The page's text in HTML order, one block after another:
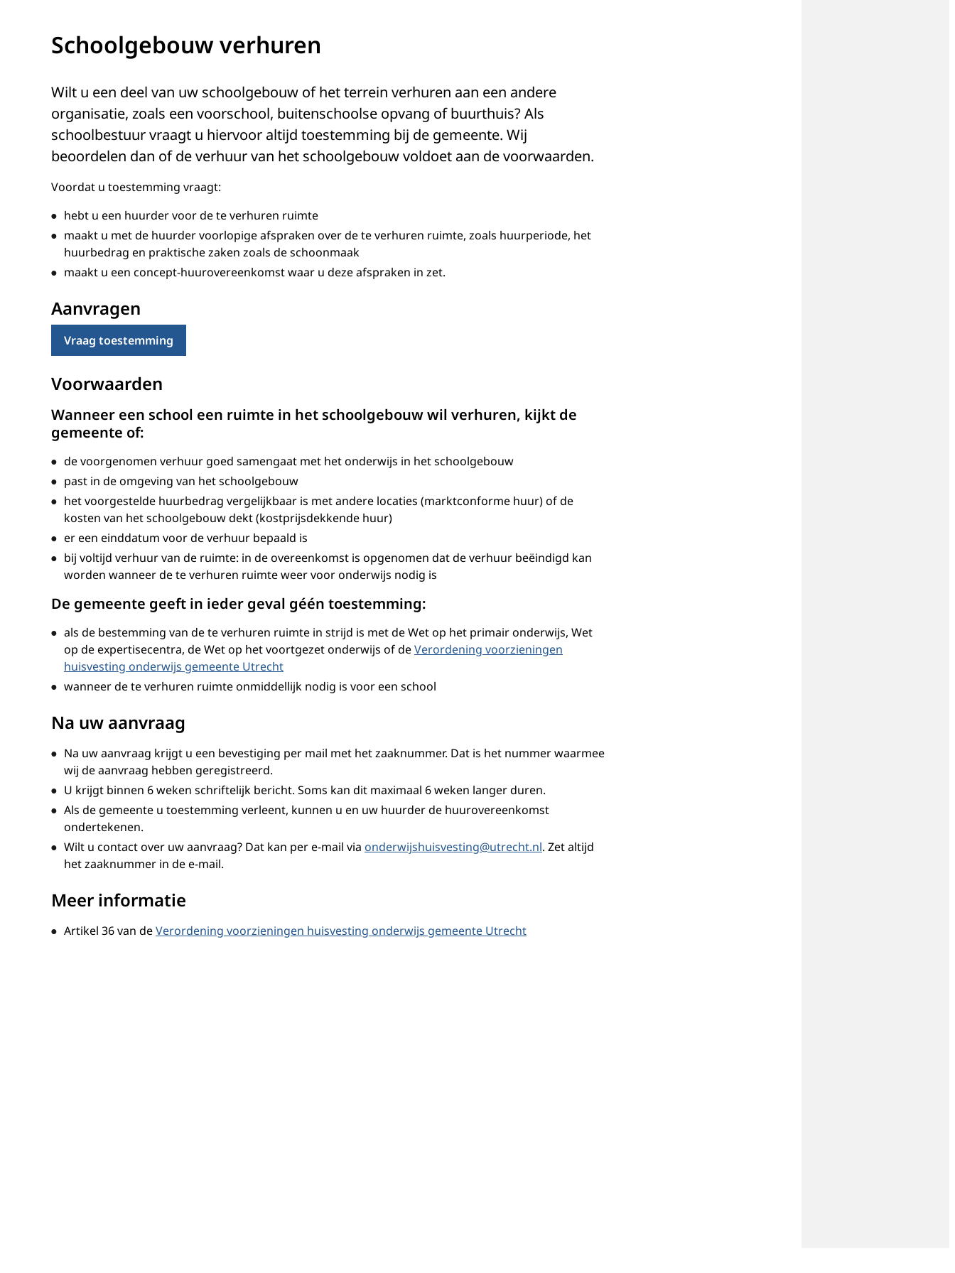
Schoolgebouw verhuren
Wilt u een deel van uw schoolgebouw of het terrein verhuren aan een andere
organisatie, zoals een voorschool, buitenschoolse opvang of buurthuis? Als
schoolbestuur vraagt u hiervoor altijd toestemming bij de gemeente. Wij
beoordelen dan of de verhuur van het schoolgebouw voldoet aan de voorwaarden.
Voordat u toestemming vraagt:
hebt u een huurder voor de te verhuren ruimte
maakt u met de huurder voorlopige afspraken over de te verhuren ruimte, zoals huurperiode, het
huurbedrag en praktische zaken zoals de schoonmaak
maakt u een concept-huurovereenkomst waar u deze afspraken in zet.
Aanvragen
Vraag toestemming
Voorwaarden
Wanneer een school een ruimte in het schoolgebouw wil verhuren, kijkt de
gemeente of:
de voorgenomen verhuur goed samengaat met het onderwijs in het schoolgebouw
past in de omgeving van het schoolgebouw
het voorgestelde huurbedrag vergelijkbaar is met andere locaties (marktconforme huur) of de
kosten van het schoolgebouw dekt (kostprijsdekkende huur)
er een einddatum voor de verhuur bepaald is
bij voltijd verhuur van de ruimte: in de overeenkomst is opgenomen dat de verhuur beëindigd kan
worden wanneer de te verhuren ruimte weer voor onderwijs nodig is
De gemeente geeft in ieder geval géén toestemming:
als de bestemming van de te verhuren ruimte in strijd is met de Wet op het primair onderwijs, Wet
op de expertisecentra, de Wet op het voortgezet onderwijs of deVerordening voorzieningen
huisvesting onderwijs gemeente Utrecht
wanneer de te verhuren ruimte onmiddellijk nodig is voor een school
Na uw aanvraag
Na uw aanvraag krijgt u een bevestiging per mail met het zaaknummer. Dat is het nummer waarmee
wij de aanvraag hebben geregistreerd.
U krijgt binnen 6 weken schriftelijk bericht. Soms kan dit maximaal 6 weken langer duren.
Als de gemeente u toestemming verleent, kunnen u en uw huurder de huurovereenkomst
ondertekenen.
Wilt u contact over uw aanvraag? Dat kan per e-mail via onderwijshuisvesting@utrecht.nl. Zet altijd
het zaaknummer in de e-mail.
Meer informatie
Artikel 36 van deVerordening voorzieningen huisvesting onderwijs gemeente Utrecht